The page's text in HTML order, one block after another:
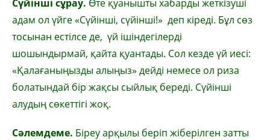
Сүйінші сұрау. Өте қуанышты хабарды жеткізуші
адам ол үйге «Сүйінші, сүйінші!» деп кіреді. Бұл сөз
тосынан естілсе де, үй ішіндегілерді
шошындырмай, қайта қуантады. Сол кезде үй иесі:
«Қалағаныңызды алыңыз» дейді немесе ол риза
болатындай бір жақсы сыйлық береді. Сүйінші
алудың сөкеттігі жоқ.
Сәлемдеме. Біреу арқылы беріп жіберілген затты